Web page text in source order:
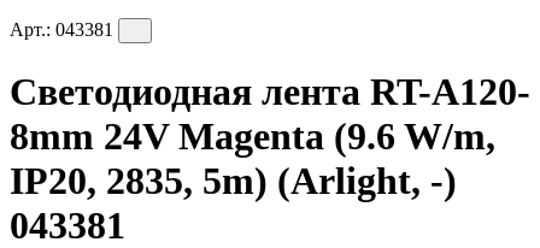
Арт.: 043381
Светодиодная лента RT-A120-
8mm 24V Magenta (9.6 W/m,
IP20, 2835, 5m) (Arlight, -)
043381